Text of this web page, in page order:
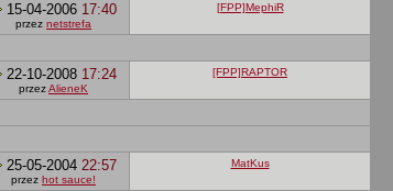
15-04-2006 17:40
przez netstrefa
[FPP]MephiR
22-10-2008 17:24
przezAlieneK
[FPP]RAPTOR
25-05-2004 22:57
przez hot sauce!
MatKus